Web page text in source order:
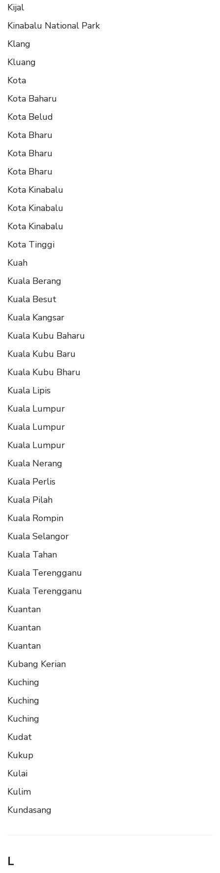
Kijal
Kinabalu National Park
Klang
Kluang
Kota
Kota Baharu
Kota Belud
Kota Bharu
Kota Bharu
Kota Bharu
Kota Kinabalu
Kota Kinabalu
Kota Kinabalu
Kota Tinggi
Kuah
Kuala Berang
Kuala Besut
Kuala Kangsar
Kuala Kubu Baharu
Kuala Kubu Baru
Kuala Kubu Bharu
Kuala Lipis
Kuala Lumpur
Kuala Lumpur
Kuala Lumpur
Kuala Nerang
Kuala Perlis
Kuala Pilah
Kuala Rompin
Kuala Selangor
Kuala Tahan
Kuala Terengganu
Kuala Terengganu
Kuantan
Kuantan
Kuantan
Kubang Kerian
Kuching
Kuching
Kuching
Kudat
Kukup
Kulai
Kulim
Kundasang
L